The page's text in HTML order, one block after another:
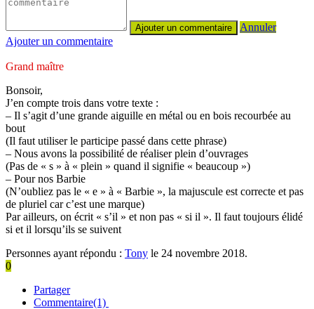
Annuler
Ajouter un commentaire
Grand maître
Bonsoir,
J’en compte trois dans votre texte :
– Il s’agit d’une grande aiguille en métal ou en bois recourbée au
bout
(Il faut utiliser le participe passé dans cette phrase)
– Nous avons la possibilité de réaliser plein d’ouvrages
(Pas de « s » à « plein » quand il signifie « beaucoup »)
– Pour nos Barbie
(N’oubliez pas le « e » à « Barbie », la majuscule est correcte et pas
de pluriel car c’est une marque)
Par ailleurs, on écrit « s’il » et non pas « si il ». Il faut toujours élidé
si et il lorsqu’ils se suivent
Personnes ayant répondu : Tony le 24 novembre 2018.
0
Partager
Commentaire(1)